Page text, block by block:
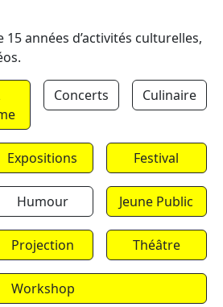
15 années d’activités culturelles,
Concerts Culinaire
Expositions Festival
Humour Jeune Public
Projection Théâtre
Workshop